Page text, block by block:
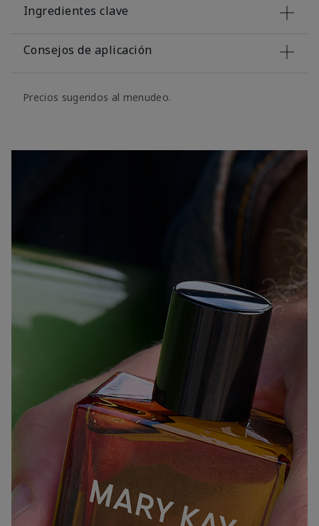
Ingredientes clave
Consejos de aplicación
Precios sugeridos al menudeo.